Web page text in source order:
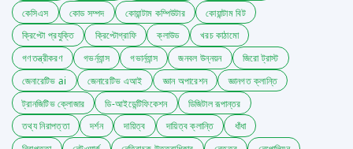
কেসিএস
কোড সম্পদ কোয়ান্টাম কম্পিউটার
কোয়ান্টাম বিট
ক্রিপ্টো প্রযুক্তি
ক্রিপ্টোগ্রাফি ক্লাউড
খরচ কাঠামো
গণতন্ত্রীকরণ
গভর্ন্যান্স গভার্ন্যান্স জনবল উন্নয়ন
জিরো ট্রাস্ট
জেনারেটিভ ai
জেনারেটিভ এআই জ্ঞান অপারেশন
জ্ঞানগত ক্লান্তি
ট্রানজিটিভ ক্লোজার
ডি-আইডেন্টিফিকেশন
ডিজিটাল রূপান্তর
তথ্য নিরাপত্তা
দর্শন দায়িত্ব দায়িত্ব ক্লান্তি
ধাঁধা